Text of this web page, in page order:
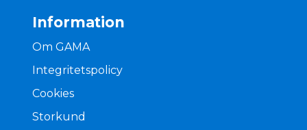
Information
Om GAMA
Integritetspolicy
Cookies
Storkund